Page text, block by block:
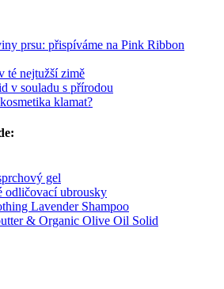
prsu: přispíváme na Pink Ribbon
té nejtužší zimě
v souladu s přírodou
klamat?
gel
odličovací ubrousky
Lavender Shampoo
& Organic Olive Oil Solid